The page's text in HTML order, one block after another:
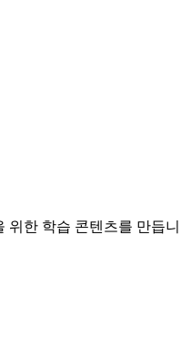
위한 학습 콘텐츠를 만듭니